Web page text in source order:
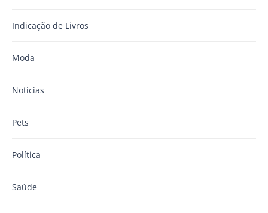
Indicação de Livros
Moda
Notícias
Pets
Política
Saúde